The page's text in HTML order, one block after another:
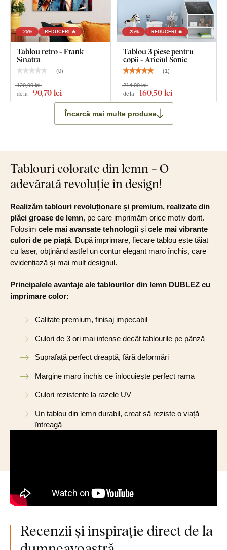
-25% REDUCERI 🔥
Tablou retro - Frank
Sinatra
(0)
de la 90,70 lei
120,90 lei
-25% REDUCERI 🔥
Tablou 3 piese pentru
copii - Ariciul Sonic
(1)
de la 160,50 lei
214,00 lei
Încarcă mai multe produse
Tablouri colorate din lemn – O
adevărată revoluție în design!
Realizăm tablouri revoluționare și premium, realizate din
plăci groase de lemn, pe care imprimăm orice motiv dorit.
Folosim cele mai avansate tehnologii și cele mai vibrante
culori de pe piață. După imprimare, fiecare tablou este tăiat
cu laser, obținând astfel un contur elegant maro închis, care
evidențiază și mai mult designul.
Principalele avantaje ale tablourilor din lemn DUBLEZ cu
imprimare color:
Calitate premium, finisaj impecabil
Culori de 3 ori mai intense decât tablourile pe pânză
Suprafață perfect dreaptă, fără deformări
Margine maro închis ce înlocuiește perfect rama
Culori rezistente la razele UV
Un tablou din lemn durabil, creat să reziste o viață
întreagă
Recenzii și inspirație direct de la